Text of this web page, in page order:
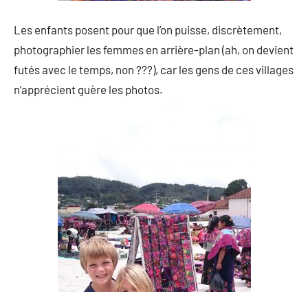
Les enfants posent pour que l’on puisse, discrètement,
photographier les femmes en arrière-plan (ah, on devient
futés avec le temps, non ???), car les gens de ces villages
n’apprécient guère les photos.